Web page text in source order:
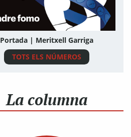
Portada | Meritxell Garriga
TOTS ELS NÚMEROS
La columna